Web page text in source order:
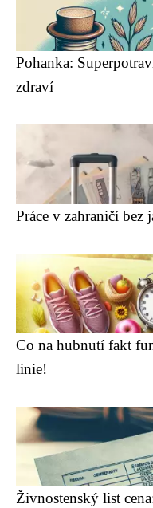
Pohanka:
zdraví
Práce v zahraničí bez
Co na hubnutí fakt
linie!
Živnostenský list